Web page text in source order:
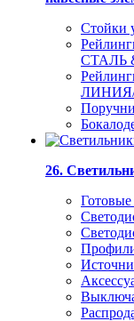
Стойки
СТАЛЬ
ЛИНИЯ/
26.